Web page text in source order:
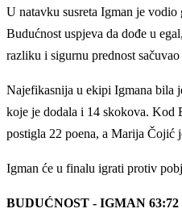
U natavku susreta Igman je
Budućnost uspjeva da dođe u
razliku i sigurnu prednost
Najefikasnija u ekipi Igmana bila
koje je dodala i 14 skokova. Kod
postigla 22 poena, a Marija Čojić
Igman će u finalu igrati protiv
BUDUĆNOST - IGMAN 63:72